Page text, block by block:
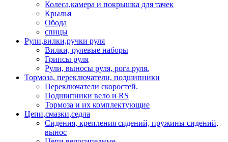
Колеса,камера и покрышка для тачек
Крылья
Обода
спицы
Рули,вилки,ручки руля
Вилки, рулевые наборы
Грипсы руля
Рули, выносы руля, рога руля.
Тормоза, переключатели, подшипники
Переключатели скоростей.
Подшипники вело и RS
Тормоза и их комплектующие
Цепи,смазки,седла
Сидения, крепления сидений, пружины сидений,
вынос